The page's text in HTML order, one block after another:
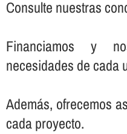
Consulte nuestras
Financiamos y
necesidades de cada
Además, ofrecemos
cada proyecto.